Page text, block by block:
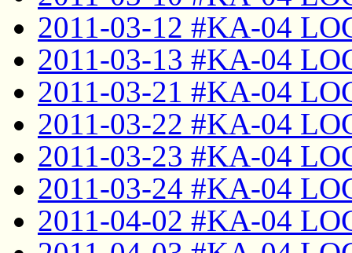
2011-03-12 #KA-04
2011-03-13 #KA-04
2011-03-21 #KA-04
2011-03-22 #KA-04
2011-03-23 #KA-04
2011-03-24 #KA-04
2011-04-02 #KA-04